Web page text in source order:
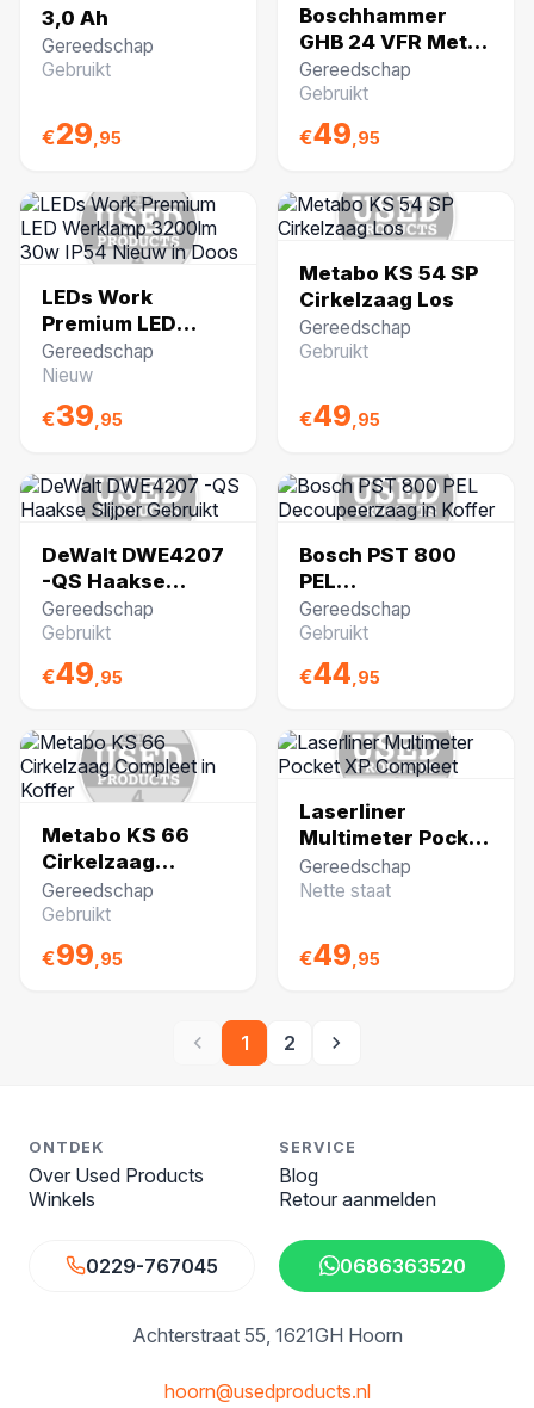
3,0 Ah
Gereedschap
Gebruikt
€29 ,95
Boschhammer
GHB 24 VFR Met
Accu en Lader
Gereedschap
Gebruikt
€49 ,95
LEDs Work
Premium LED
Werklamp 3200lm
30w IP54 Nieuw in
Doos
Gereedschap
Nieuw
€39 ,95
Metabo KS 54 SP
Cirkelzaag Los
Gereedschap
Gebruikt
€49 ,95
DeWalt DWE4207
-QS Haakse
Slijper Gebruikt
Gereedschap
Gebruikt
€49 ,95
Bosch PST 800
PEL
Decoupeerzaag in
Koffer
Gereedschap
Gebruikt
€44 ,95
Metabo KS 66
Cirkelzaag
Compleet in
Koffer
Gereedschap
Gebruikt
€99 ,95
Laserliner
Multimeter Pocket
XP Compleet
Gereedschap
Nette staat
€49 ,95
1 2
Achterstraat 55 1621GH Hoorn
ONTDEK
Over Used Products
Winkels
SERVICE
Blog
Retour aanmelden
0229-767045 0686363520
hoorn@usedproducts.nl